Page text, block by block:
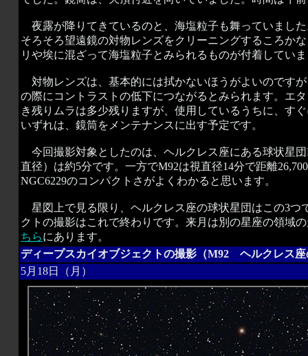
夜露が降りてきているのと、海塩粒子も舞っていまし
そろそろ望遠鏡の対物レンズをクリーニングするころか
リや埃に混ざって海塩粒子とみられるものが付着してい
対物レンズは、基本的には拭かないほうがよいのです
の際にコントラストの低下につながるとみられます。エ
き残りムラは多少残りますが、使用しているうちに、す
いずれは、鏡筒をメンテナンスに出す予定です。
今回撮影対象としたのは、ヘルクレス座にある球状星
直径）は約5分です。一方でM92は視直径14分で距離
NGC6229のコンパクトさがよくわかると思います。
星図上で見る限り、ヘルクレス座の球状星団はこの3つ
クトの撮影はこれで終わりです。来月は別の星座の領域
ちらにあります。
ディープスカイオブジェクトの撮影（M92 ヘルクレス
5月18日（月）